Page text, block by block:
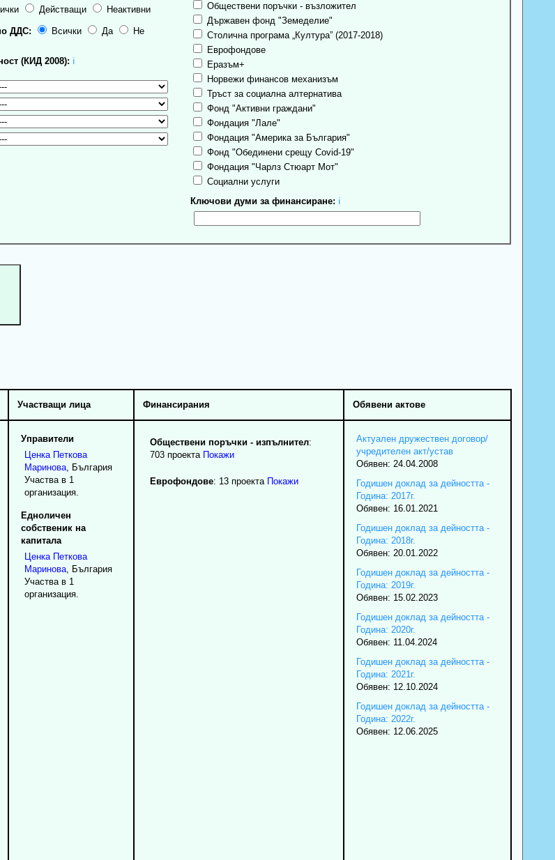
Действащи Неактивни
ДДС: Всички Да Не
(КИД 2008): ℹ
Обществени поръчки - възложител
Държавен фонд "Земеделие"
Столична програма „Култура” (2017-2018)
Еврофондове
Еразъм+
Норвежи финансов механизъм
Тръст за социална алтернатива
Фонд "Активни граждани"
Фондация "Лале"
Фондация "Америка за България"
Фонд "Обединени срещу Covid-19"
Фондация "Чарлз Стюарт Мот"
Социални услуги
Ключови думи за финансиране: ℹ
Участващи лица Финансирания Обявени актове
Управители
Ценка Петкова
Маринова, България
Участва в 1
организация.
Едноличен
собственик на
капитала
Ценка Петкова
Маринова, България
Участва в 1
организация.
Обществени поръчки - изпълнител:
703 проекта Покажи
Еврофондове: 13 проекта Покажи
Актуален дружествен договор/
учредителен акт/устав
Обявен: 24.04.2008
Годишен доклад за дейността -
Година: 2017г.
Обявен: 16.01.2021
Годишен доклад за дейността -
Година: 2018г.
Обявен: 20.01.2022
Годишен доклад за дейността -
Година: 2019г.
Обявен: 15.02.2023
Годишен доклад за дейността -
Година: 2020г.
Обявен: 11.04.2024
Годишен доклад за дейността -
Година: 2021г.
Обявен: 12.10.2024
Годишен доклад за дейността -
Година: 2022г.
Обявен: 12.06.2025